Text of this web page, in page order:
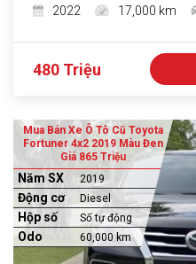
2022
17,000 km
480 Triệu
Mua Bán Xe Ô Tô Cũ Toyota
Fortuner 4x2 2019 Màu Đen
Giá 865 Triệu
Năm SX 2019
Động cơ Diesel
Hộp số Số tự động
Odo 60,000 km